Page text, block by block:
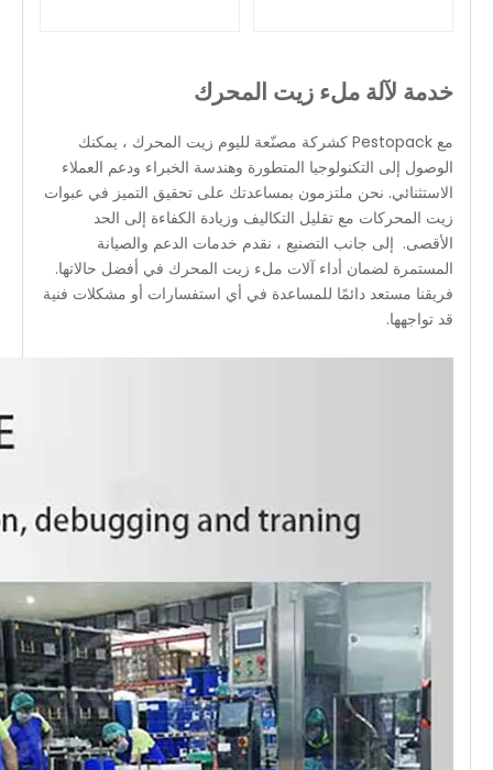
خدمة لآلة ملء زيت المحرك
مع Pestopack كشركة مصنّعة لليوم زيت المحرك ، يمكنك
الوصول إلى التكنولوجيا المتطورة وهندسة الخبراء ودعم العملاء
الاستثنائي. نحن ملتزمون بمساعدتك على تحقيق التميز في عبوات
زيت المحركات مع تقليل التكاليف وزيادة الكفاءة إلى الحد
الأقصى. إلى جانب التصنيع ، نقدم خدمات الدعم والصيانة
المستمرة لضمان أداء آلات ملء زيت المحرك في أفضل حالاتها.
فريقنا مستعد دائمًا للمساعدة في أي استفسارات أو مشكلات فنية
قد تواجهها.